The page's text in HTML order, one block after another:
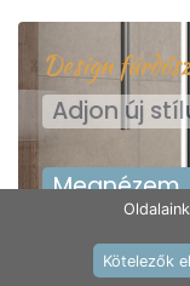
Design
Adjon új
Megnézem
Kötelezők